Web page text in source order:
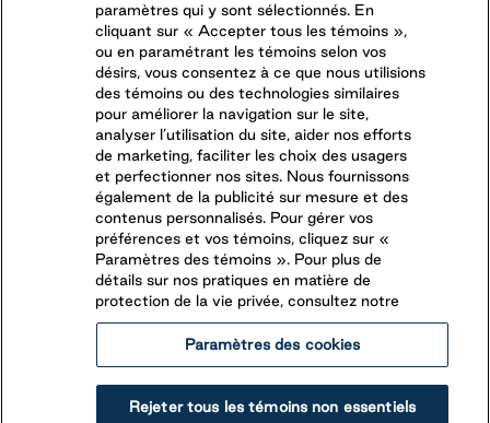
CONNECTEZ-VOUS AVEC NOUS
SUIVEZ-NOUS SUR
LégalesRapports éthiquesAccessibilité
Termes et conditions
paramètres qui y sont sélectionnés. En
cliquant sur « Accepter tous les témoins »,
ou en paramétrant les témoins selon vos
désirs, vous consentez à ce que nous utilisions
des témoins ou des technologies similaires
pour améliorer la navigation sur le site,
analyser l’utilisation du site, aider nos efforts
de marketing, faciliter les choix des usagers
et perfectionner nos sites. Nous fournissons
également de la publicité sur mesure et des
contenus personnalisés. Pour gérer vos
préférences et vos témoins, cliquez sur «
Paramètres des témoins ». Pour plus de
détails sur nos pratiques en matière de
protection de la vie privée, consultez notre
Paramètres des cookies
Rejeter tous les témoins non essentiels